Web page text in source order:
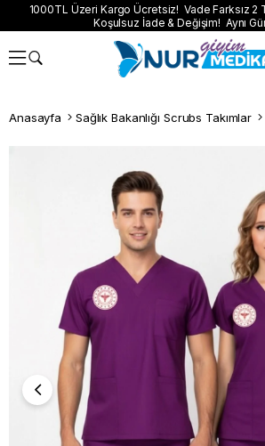
1000TL Üzeri Kargo Ücretsiz! Vade Farksız 2
Koşulsuz İade & Değişim! Aynı
Anasayfa Sağlık Bakanlığı Scrubs Takımlar